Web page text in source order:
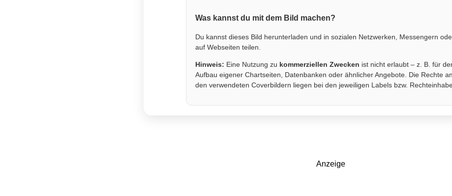
Was kannst du mit dem Bild machen?
Du kannst dieses Bild herunterladen und in sozialen Netzwerken, Messengern
auf Webseiten teilen.
Hinweis: Eine Nutzung zu kommerziellen Zwecken ist nicht erlaubt – z. B. für
Aufbau eigener Chartseiten, Datenbanken oder ähnlicher Angebote. Die Rechte an
den verwendeten Coverbildern liegen bei den jeweiligen Labels bzw.
Anzeige